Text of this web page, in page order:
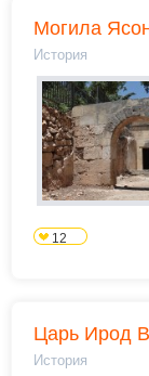
Могила
История
12
Царь Ирод
История